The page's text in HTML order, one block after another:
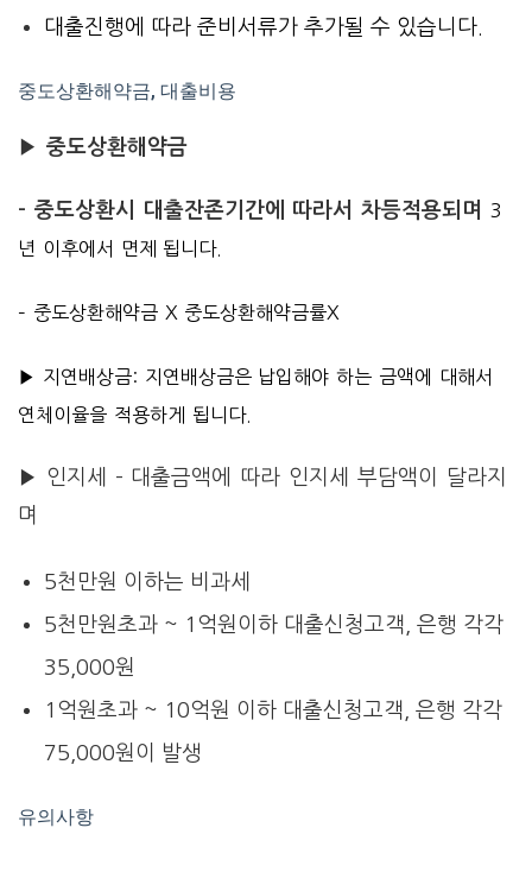
대출진행에 따라 준비서류가 추가될 수 있습니다.
중도상환해약금, 대출비용
▶ 중도상환해약금
– 중도상환시 대출잔존기간에 따라서 차등적용되며 3
년 이후에서 면제 됩니다.
– 중도상환해약금 X 중도상환해약금률X
▶ 지연배상금: 지연배상금은 납입해야 하는 금액에 대해서
연체이율을 적용하게 됩니다.
▶ 인지세 – 대출금액에 따라 인지세 부담액이 달라지
며
5천만원 이하는 비과세
5천만원초과 ~ 1억원이하 대출신청고객, 은행 각각
35,000원
1억원초과 ~ 10억원 이하 대출신청고객, 은행 각각
75,000원이 발생
유의사항